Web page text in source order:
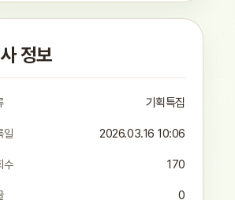
정보
기획특집
일 2026.03.16 10:06
수 170
0